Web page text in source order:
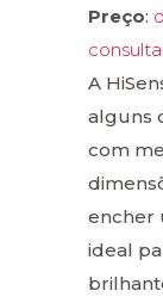
Preço:
A
alguns
com
encher
ideal